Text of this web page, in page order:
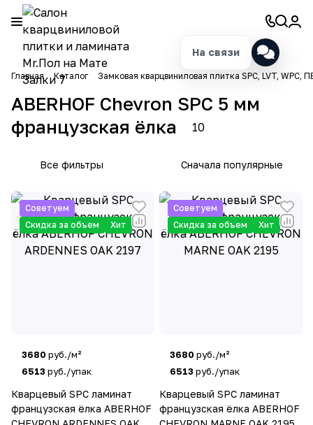
Главная Каталог Замковая кварцвиниловая плитка SPC, LVT, WPC,
ABERHOF Chevron SPC 5 мм
французская ёлка
10
Все фильтры Сначала популярные
Советуем
Скидка за объем
Хит
3680 руб./м²
6513 руб./упак
Кварцевый SPC ламинат
французская ёлка ABERHOF
Советуем
Скидка за объем
Хит
3680 руб./м²
6513 руб./упак
Кварцевый SPC ламинат
французская ёлка ABERHOF
На связи